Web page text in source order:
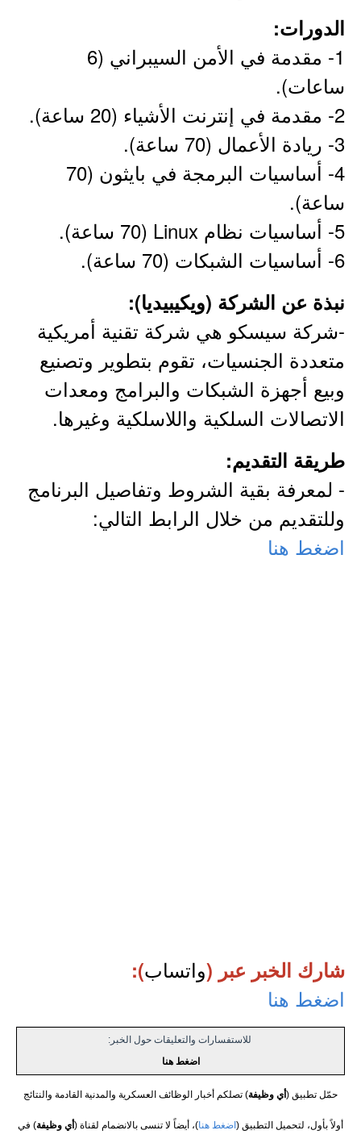
الدورات:
1- مقدمة في الأمن السيبراني (6
ساعات).
2- مقدمة في إنترنت الأشياء (20 ساعة).
3- ريادة الأعمال (70 ساعة).
4- أساسيات البرمجة في بايثون (70
ساعة).
5- أساسيات نظام Linux (70 ساعة).
6- أساسيات الشبكات (70 ساعة).
نبذة عن الشركة (ويكيبيديا):
-شركة سيسكو ‏هي شركة تقنية أمريكية
متعددة الجنسيات، تقوم بتطوير وتصنيع
وبيع أجهزة الشبكات والبرامج ومعدات
الاتصالات السلكية واللاسلكية وغيرها.
طريقة التقديم:
- لمعرفة بقية الشروط وتفاصيل البرنامج
وللتقديم من خلال الرابط التالي:
اضغط هنا
شارك الخبر عبر (واتساب):
اضغط هنا
للاستفسارات والتعليقات حول الخبر:
اضغط هنا
حمّل تطبيق ( أي وظيفة) تصلكم أخبار الوظائف العسكرية والمدنية القادمة والنتائج
أولاً بأول، لتحميل التطبيق ( اضغط هنا)، أيضاً لا تنسى بالانضمام لقناة ( أي وظيفة) في